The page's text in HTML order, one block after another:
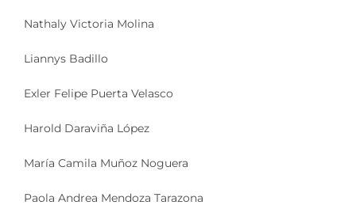
Nathaly Victoria Molina
Liannys Badillo
Exler Felipe Puerta Velasco
Harold Daraviña López
María Camila Muñoz Noguera
Paola Andrea Mendoza Tarazona